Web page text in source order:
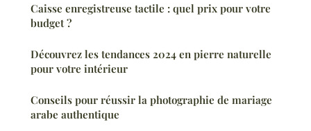
Caisse enregistreuse tactile : quel prix pour votre
budget ?
Découvrez les tendances 2024 en pierre naturelle
pour votre intérieur
Conseils pour réussir la photographie de mariage
arabe authentique